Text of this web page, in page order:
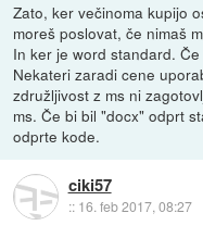
Zato, ker večinoma kupijo
moreš poslovat, če nimaš
In ker je word standard.
Nekateri zaradi cene
združljivost z ms ni
ms. Če bi bil "docx" odprt
odprte kode.
ciki57
:: 16. feb 2017, 08:27